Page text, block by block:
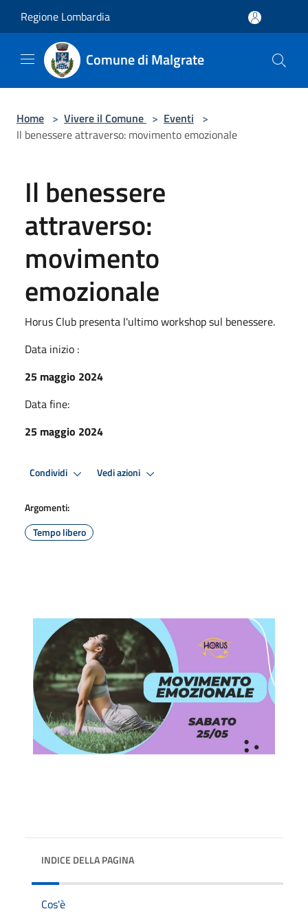
Regione Lombardia
Comune di Malgrate
Home > Vivere il Comune > Eventi >
Il benessere attraverso: movimento emozionale
Il benessere
attraverso:
movimento
emozionale
Horus Club presenta l'ultimo workshop sul benessere.
Data inizio :
25 maggio 2024
Data fine:
25 maggio 2024
Condividi Vedi azioni
Argomenti:
Tempo libero
INDICE DELLA PAGINA
Cos'è